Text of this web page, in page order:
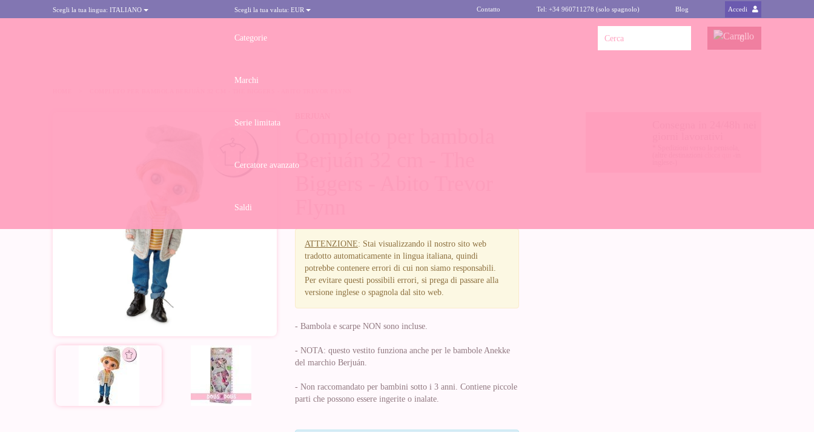
Scegli la tua lingua: ITALIANO Scegli la tua valuta: EUR Contatto Tel: +34 960711278 (solo spagnolo) Blog Accedi
Categorie
Marchi
Serie limitata
Cercatore avanzato
Saldi
0
Berjuán 32 cm - The
ATTENZIONE: Stai visualizzando il nostro sito web
tradotto automaticamente in lingua italiana, quindi
potrebbe contenere errori di cui non siamo responsabili.
Per evitare questi possibili errori, si prega di passare alla
versione inglese o spagnola dal sito web.
- Bambola e scarpe NON sono incluse.
- NOTA: questo vestito funziona anche per le bambole Anekke
del marchio Berjuán.
- Non raccomandato per bambini sotto i 3 anni. Contiene piccole
parti che possono essere ingerite o inalate.